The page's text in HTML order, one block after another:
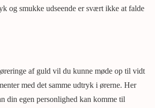
og smukke udseende er svært ikke at falde
af guld vil du kunne møde op til vidt
med det samme udtryk i ørerne. Her
din egen personlighed kan komme til